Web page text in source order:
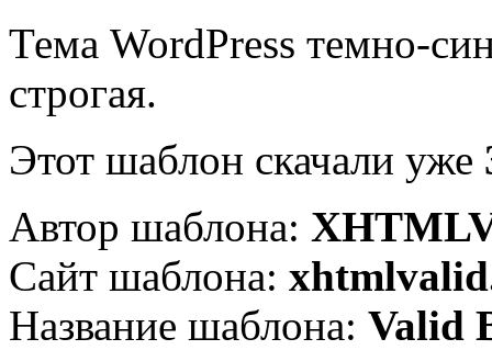
Тема WordPress темно-
строгая.
Этот шаблон скачали уже
Автор шаблона:
Сайт шаблона:
Название шаблона: Valid